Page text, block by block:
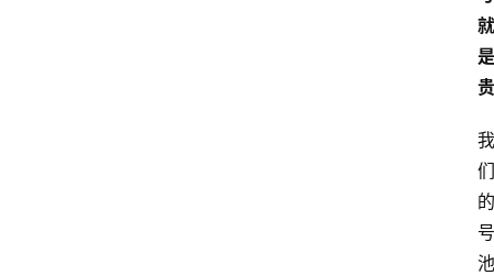
就
是
贵
我
们
的
号
池